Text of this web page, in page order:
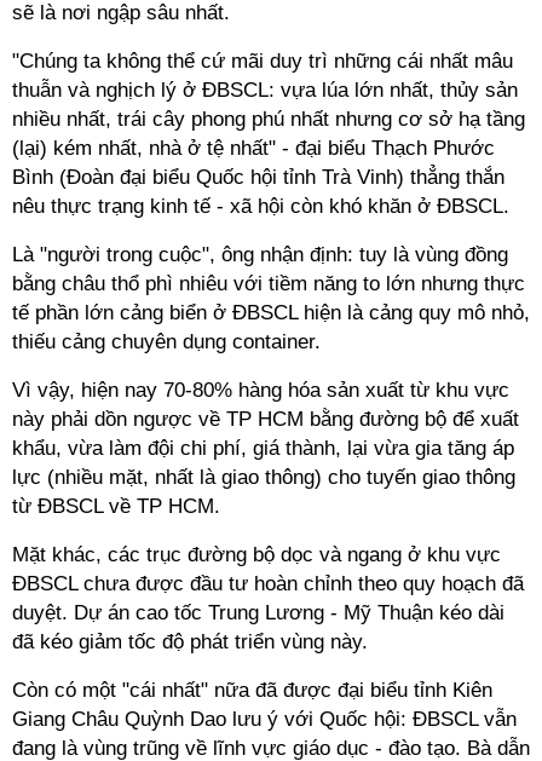
sẽ là nơi ngập sâu nhất.
"Chúng ta không thể cứ mãi duy trì những cái nhất mâu
thuẫn và nghịch lý ở ĐBSCL: vựa lúa lớn nhất, thủy sản
nhiều nhất, trái cây phong phú nhất nhưng cơ sở hạ tầng
(lại) kém nhất, nhà ở tệ nhất" - đại biểu Thạch Phước
Bình (Đoàn đại biểu Quốc hội tỉnh Trà Vinh) thẳng thắn
nêu thực trạng kinh tế - xã hội còn khó khăn ở ĐBSCL.
Là "người trong cuộc", ông nhận định: tuy là vùng đồng
bằng châu thổ phì nhiêu với tiềm năng to lớn nhưng thực
tế phần lớn cảng biển ở ĐBSCL hiện là cảng quy mô nhỏ,
thiếu cảng chuyên dụng container.
Vì vậy, hiện nay 70-80% hàng hóa sản xuất từ khu vực
này phải dồn ngược về TP HCM bằng đường bộ để xuất
khẩu, vừa làm đội chi phí, giá thành, lại vừa gia tăng áp
lực (nhiều mặt, nhất là giao thông) cho tuyến giao thông
từ ĐBSCL về TP HCM.
Mặt khác, các trục đường bộ dọc và ngang ở khu vực
ĐBSCL chưa được đầu tư hoàn chỉnh theo quy hoạch đã
duyệt. Dự án cao tốc Trung Lương - Mỹ Thuận kéo dài
đã kéo giảm tốc độ phát triển vùng này.
Còn có một "cái nhất" nữa đã được đại biểu tỉnh Kiên
Giang Châu Quỳnh Dao lưu ý với Quốc hội: ĐBSCL vẫn
đang là vùng trũng về lĩnh vực giáo dục - đào tạo. Bà dẫn